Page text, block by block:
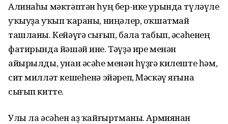
Алинаһы мәктәптән һуң бер-ике урында түләүле
уҡыуҙа уҡып ҡараны, ниңәлер, оҡшатмай
ташланы. Кейәүгә сығып, бала табып, әсәһенең
фатирында йәшәй ине. Тәүҙә ире менән
айырылды, унан әсәһе менән һүҙгә килеште һәм,
сит милләт кешеһенә эйәреп, Мәскәү яғына
сығып китте.
Улы ла әсәһен аҙ ҡайғыртманы. Армиянан